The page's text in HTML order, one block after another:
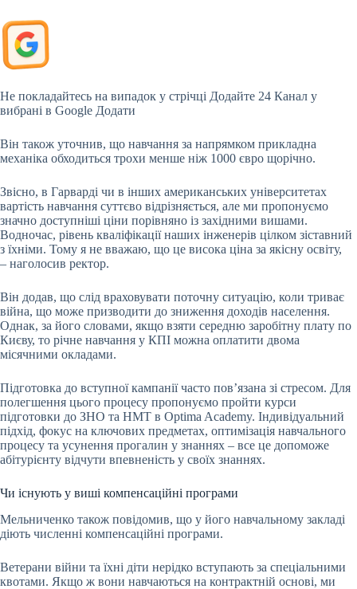
Не покладайтесь на випадок у стрічці Додайте 24 Канал у
вибрані в Google Додати
Він також уточнив, що навчання за напрямком прикладна
механіка обходиться трохи менше ніж 1000 євро щорічно.
Звісно, в Гарварді чи в інших американських університетах
вартість навчання суттєво відрізняється, але ми пропонуємо
значно доступніші ціни порівняно із західними вишами.
Водночас, рівень кваліфікації наших інженерів цілком зіставний
з їхніми. Тому я не вважаю, що це висока ціна за якісну освіту,
– наголосив ректор.
Він додав, що слід враховувати поточну ситуацію, коли триває
війна, що може призводити до зниження доходів населення.
Однак, за його словами, якщо взяти середню заробітну плату по
Києву, то річне навчання у КПІ можна оплатити двома
місячними окладами.
Підготовка до вступної кампанії часто пов’язана зі стресом. Для
полегшення цього процесу пропонуємо пройти курси
підготовки до ЗНО та НМТ в Optima Academy. Індивідуальний
підхід, фокус на ключових предметах, оптимізація навчального
процесу та усунення прогалин у знаннях – все це допоможе
абітурієнту відчути впевненість у своїх знаннях.
Чи існують у виші компенсаційні програми
Мельниченко також повідомив, що у його навчальному закладі
діють численні компенсаційні програми.
Ветерани війни та їхні діти нерідко вступають за спеціальними
квотами. Якщо ж вони навчаються на контрактній основі, ми